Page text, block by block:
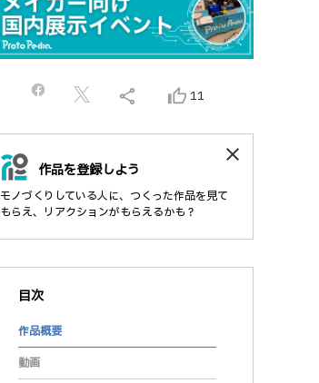
share thumb_up_alt 11
作品を登録しよう
モノづくりしている人に、つくった作品を見て
もらえ、リアクションがもらえるかも？
close
目次
作品概要
動画